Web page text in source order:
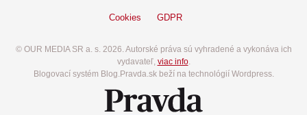
Cookies GDPR
© OUR MEDIA SR a. s. 2026. Autorské práva sú vyhradené a vykonáva ich
vydavateľ, viac info.
Blogovací systém Blog.Pravda.sk beží na technológií Wordpress.